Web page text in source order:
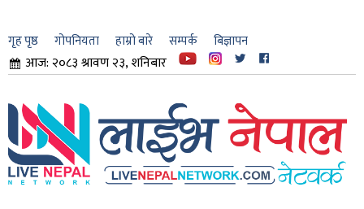
गृह पृष्ठ गोपनियता हाम्रो बारे सम्पर्क बिज्ञापन
आज: २०८३ श्रावण २३, शनिबार